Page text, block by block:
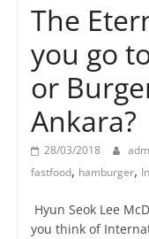
The
you go
or
Ankara?
28/03/2018
fastfood, hamburger,
Hyun Seok Lee
you think of